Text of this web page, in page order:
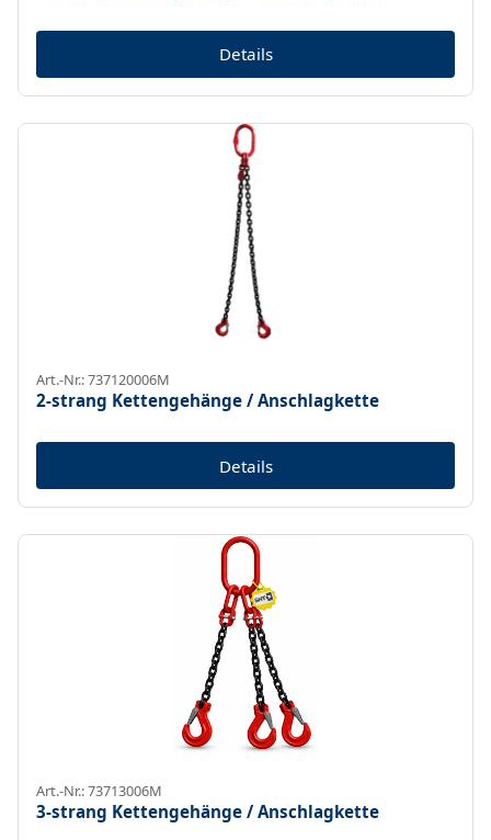
Details
Art.-Nr.: 737120006M
2-strang Kettengehänge / Anschlagkette
Details
Art.-Nr.: 73713006M
3-strang Kettengehänge / Anschlagkette